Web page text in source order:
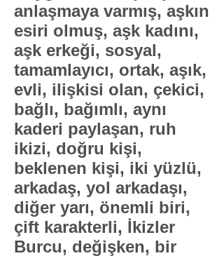
anlaşmaya varmış, aşkın
esiri olmuş, aşk kadını,
aşk erkeği, sosyal,
tamamlayıcı, ortak, aşık,
evli, ilişkisi olan, çekici,
bağlı, bağımlı, aynı
kaderi paylaşan, ruh
ikizi, doğru kişi,
beklenen kişi, iki yüzlü,
arkadaş, yol arkadaşı,
diğer yarı, önemli biri,
çift karakterli, İkizler
Burcu, değişken, bir